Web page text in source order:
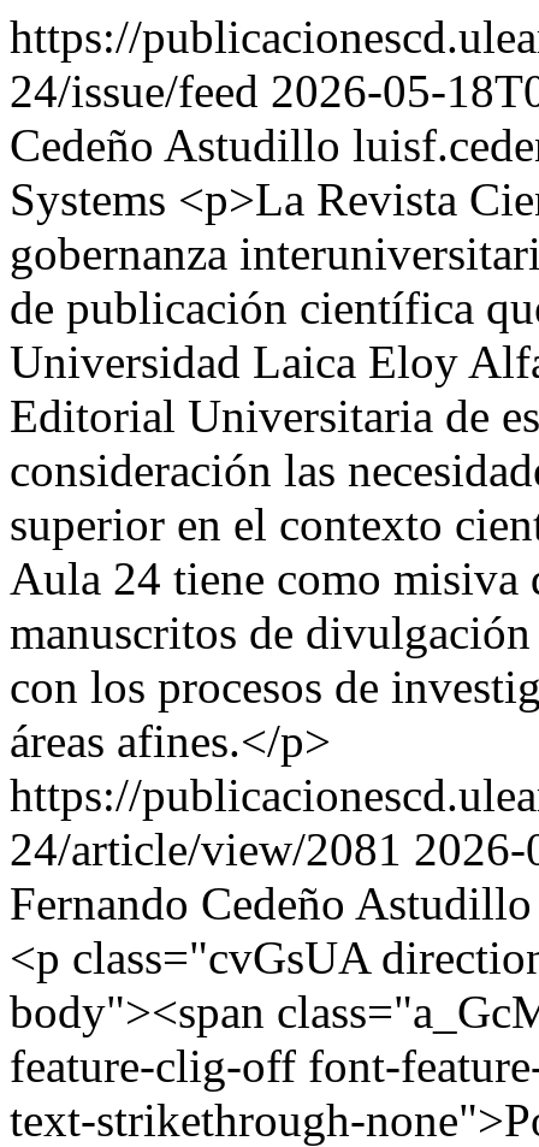
https://
24/issue/feed 2026-05-
Cedeño Astudillo
Systems <p>La Revista
gobernanza
de publicación científica
Universidad Laica Eloy
Editorial Universitaria de
consideración las
superior en el contexto
Aula 24 tiene como
manuscritos de
con los procesos de
áreas afines.</p>
https://
24/article/view/2081
Fernando Cedeño Astudillo
<p class="cvGsUA
body"><span
feature-clig-off font-
text-strikethrough-